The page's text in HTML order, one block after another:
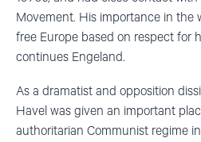
Movement. His importance in the
free Europe based on respect for
continues Engeland.
As a dramatist and opposition
Havel was given an important
authoritarian Communist regime